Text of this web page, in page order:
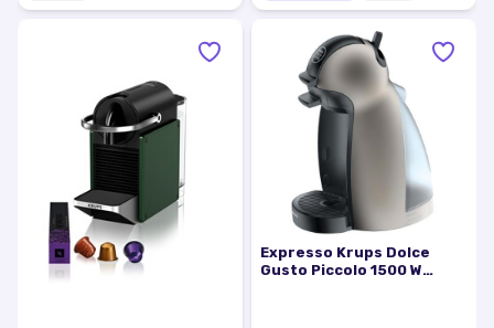
Expresso Krups Dolce
Gusto Piccolo 1500 W